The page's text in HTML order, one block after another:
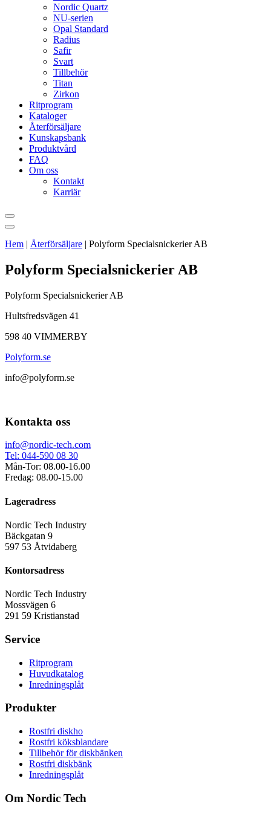
Nordic Quartz
NU-serien
Opal Standard
Radius
Safir
Svart
Tillbehör
Titan
Zirkon
Ritprogram
Kataloger
Återförsäljare
Kunskapsbank
Produktvård
FAQ
Om oss
Kontakt
Karriär
Hem | Återförsäljare | Polyform Specialsnickerier AB
Polyform Specialsnickerier AB
Polyform Specialsnickerier AB
Hultsfredsvägen 41
598 40 VIMMERBY
Polyform.se
info@polyform.se
Kontakta oss
info@nordic-tech.com
Tel: 044-590 08 30
Mån-Tor: 08.00-16.00
Fredag: 08.00-15.00
Lageradress
Nordic Tech Industry
Bäckgatan 9
597 53 Åtvidaberg
Kontorsadress
Nordic Tech Industry
Mossvägen 6
291 59 Kristianstad
Service
Ritprogram
Huvudkatalog
Inredningsplåt
Produkter
Rostfri diskho
Rostfri köksblandare
Tillbehör för diskbänken
Rostfri diskbänk
Inredningsplåt
Om Nordic Tech